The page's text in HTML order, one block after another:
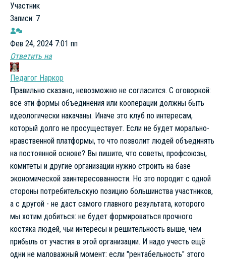
Участник
Записи: 7
Фев 24, 2024 7:01 пп
Ответить на
Педагог Наркор
Правильно сказано, невозможно не согласится. С оговоркой:
все эти формы объединения или кооперации должны быть
идеологически накачаны. Иначе это клуб по интересам,
который долго не просуществует. Если не будет морально-
нравственной платформы, то что позволит людей объединять
на постоянной основе? Вы пишите, что советы, профсоюзы,
комитеты и другие организации нужно строить на базе
экономической заинтересованности. Но это породит с одной
стороны потребительскую позицию большинства участников,
а с другой - не даст самого главного результата, которого
мы хотим добиться: не будет формироваться прочного
костяка людей, чьи интересы и решительность выше, чем
прибыль от участия в этой организации. И надо учесть ещё
одни не маловажный момент: если "рентабельность" этого